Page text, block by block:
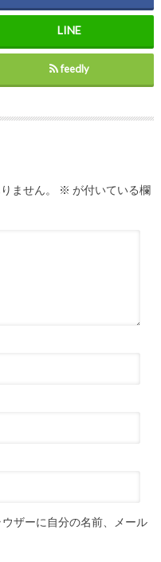
feedly
ません。 ※ が付いている欄
ザーに自分の名前、メール